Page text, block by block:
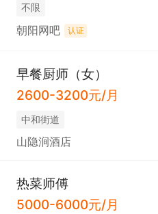
不限
朝阳网吧 认证
早餐厨师（女）
2600-3200元/月
中和街道
山隐涧酒店
热菜师傅
5000-6000元/月